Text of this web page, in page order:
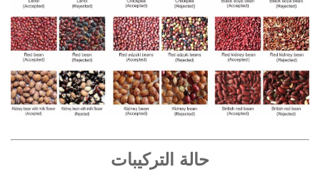
حالة التركيبات